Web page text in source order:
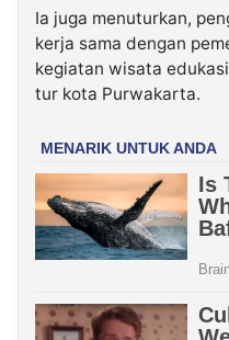
Ia juga menuturkan,
kerja sama dengan
kegiatan wisata
tur kota Purwakarta.